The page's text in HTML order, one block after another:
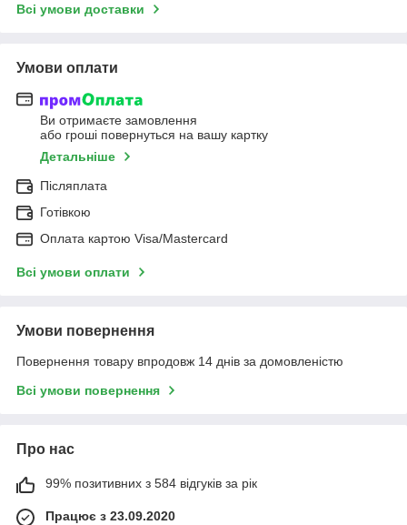
Всі умови доставки
Умови оплати
Ви отримаєте замовлення
або гроші повернуться на вашу картку
Детальніше
Післяплата
Готівкою
Оплата картою Visa/Mastercard
Всі умови оплати
Умови повернення
Повернення товару впродовж 14 днів за домовленістю
Всі умови повернення
Про нас
99% позитивних з 584 відгуків за рік
Працює з 23.09.2020